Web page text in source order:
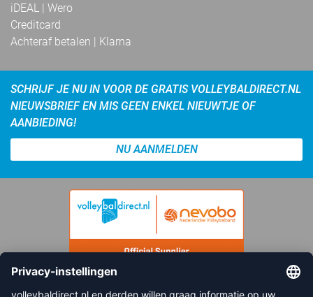
iDEAL | Wero
Creditcard
Achteraf betalen | Klarna
SCHRIJF JE NU IN VOOR DE GRATIS VOLLEYBALDIRECT.NL
NIEUWSBRIEF EN MIS GEEN ENKEL NIEUWTJE OF
AANBIEDING!
NU AANMELDEN